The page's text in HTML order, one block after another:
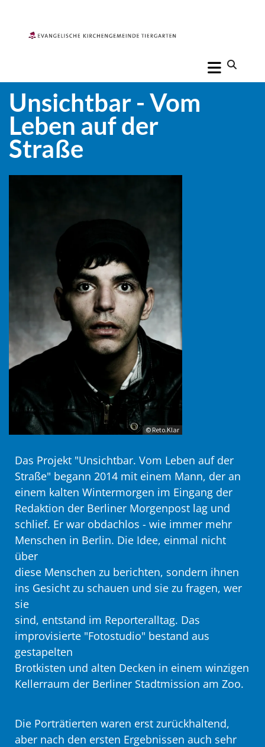
Unsichtbar - Vom
Leben auf der
Straße
© Reto.Klar
Das Projekt "Unsichtbar. Vom Leben auf der
Straße" begann 2014 mit einem Mann, der an
einem kalten Wintermorgen im Eingang der
Redaktion der Berliner Morgenpost lag und
schlief. Er war obdachlos - wie immer mehr
Menschen in Berlin. Die Idee, einmal nicht
über
diese Menschen zu berichten, sondern ihnen
ins Gesicht zu schauen und sie zu fragen, wer
sie
sind, entstand im Reporteralltag. Das
improvisierte "Fotostudio" bestand aus
gestapelten
Brotkisten und alten Decken in einem winzigen
Kellerraum der Berliner Stadtmission am Zoo.
Die Porträtierten waren erst zurückhaltend,
aber nach den ersten Ergebnissen auch sehr